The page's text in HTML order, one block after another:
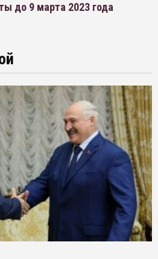
до 9 марта 2023 года